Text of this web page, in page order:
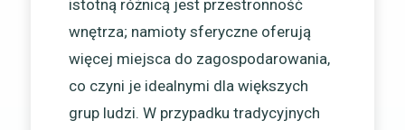
istotną różnicą jest przestronność
wnętrza; namioty sferyczne oferują
więcej miejsca do zagospodarowania,
co czyni je idealnymi dla większych
grup ludzi. W przypadku tradycyjnych